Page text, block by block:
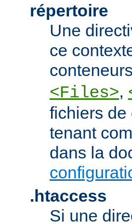
répertoire
Une
ce
conteneurs
<Files>,
fichiers de
tenant
dans la
.htaccess
Si une